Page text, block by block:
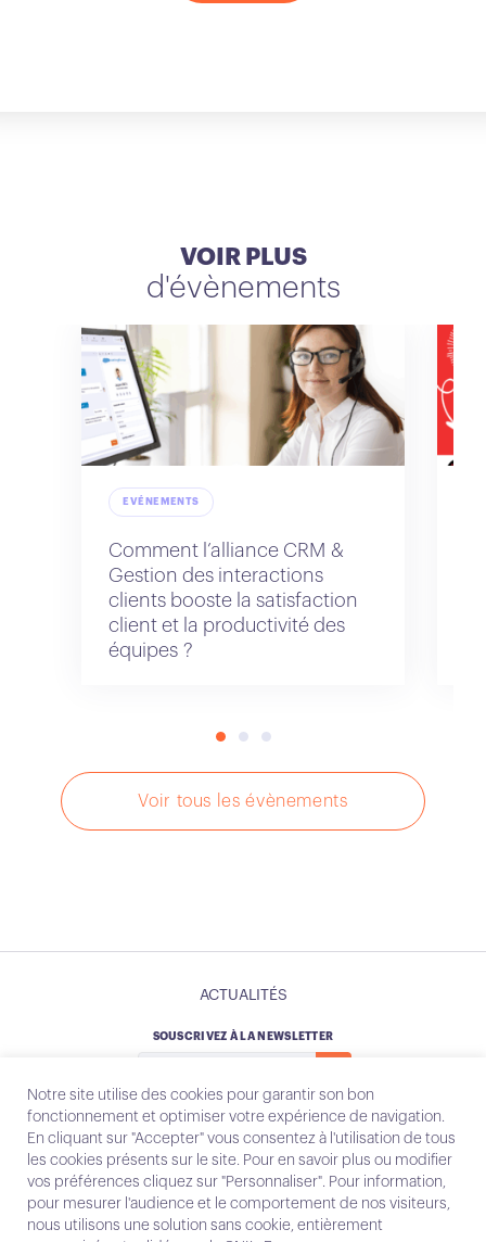
VOIR PLUS
d'évènements
EVÉNEMENTS
Comment l’alliance CRM &
Gestion des interactions
clients booste la satisfaction
client et la productivité des
équipes ?
Voir tous les évènements
ACTUALITÉS
SOUSCRIVEZ À LA NEWSLETTER
Instagram
Email
Notre site utilise des cookies pour garantir son bon
fonctionnement et optimiser votre expérience de navigation.
En cliquant sur "Accepter" vous consentez à l'utilisation de tous
les cookies présents sur le site. Pour en savoir plus ou modifier
vos préférences cliquez sur "Personnaliser". Pour information,
pour mesurer l'audience et le comportement de nos visiteurs,
nous utilisons une solution sans cookie, entièrement